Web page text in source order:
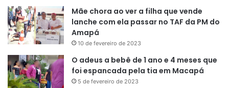
Mãe chora ao ver a filha que vende
lanche com ela passar no TAF da PM do
Amapá
10 de fevereiro de 2023
O adeus a bebê de 1 ano e 4 meses que
foi espancada pela tia em Macapá
5 de fevereiro de 2023